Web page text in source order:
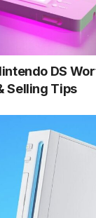
DS
Selling Tips